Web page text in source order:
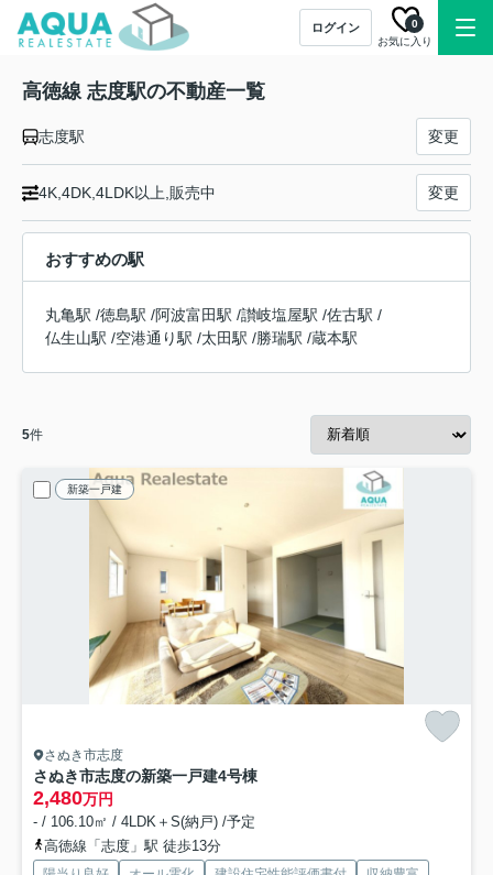
ログイン
お気に入り
0
高徳線 志度駅の不動産一覧
志度駅 変更
4K,4DK,4LDK以上,販売中 変更
おすすめの駅
丸亀駅 /徳島駅 /阿波富田駅 /讃岐塩屋駅 /佐古駅 /
仏生山駅 /空港通り駅 /太田駅 /勝瑞駅 /蔵本駅
5件
新築一戸建
さぬき市志度
さぬき市志度の新築一戸建4号棟
2,480万円
- / 106.10㎡ / 4LDK＋S(納戸) /予定
高徳線「志度」駅 徒歩13分